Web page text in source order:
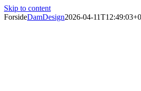
Skip to content
ForsideDamDesign2026-04-